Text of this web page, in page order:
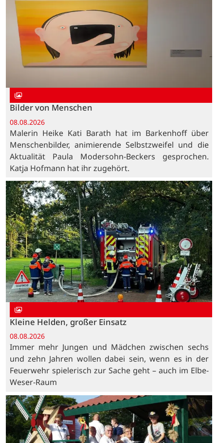
Bilder von Menschen
08.08.2026
Malerin Heike Kati Barath hat im Barkenhoff über
Menschenbilder, animierende Selbstzweifel und die
Aktualität Paula Modersohn-Beckers gesprochen.
Katja Hofmann hat ihr zugehört.
Kleine Helden, großer Einsatz
08.08.2026
Immer mehr Jungen und Mädchen zwischen sechs
und zehn Jahren wollen dabei sein, wenn es in der
Feuerwehr spielerisch zur Sache geht – auch im Elbe-
Weser-Raum